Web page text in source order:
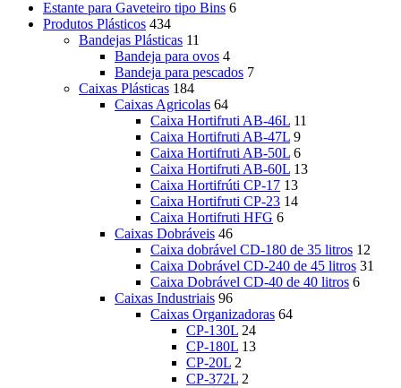
Estante para Gaveteiro tipo Bins 6
Produtos Plásticos 434
Bandejas Plásticas 11
Bandeja para ovos 4
Bandeja para pescados 7
Caixas Plásticas 184
Caixas Agricolas 64
Caixa Hortifruti AB-46L 11
Caixa Hortifruti AB-47L 9
Caixa Hortifruti AB-50L 6
Caixa Hortifruti AB-60L 13
Caixa Hortifrúti CP-17 13
Caixa Hortifruti CP-23 14
Caixa Hortifruti HFG 6
Caixas Dobráveis 46
Caixa dobrável CD-180 de 35 litros 12
Caixa Dobrável CD-240 de 45 litros 31
Caixa Dobrável CD-40 de 40 litros 6
Caixas Industriais 96
Caixas Organizadoras 64
CP-130L 24
CP-180L 13
CP-20L 2
CP-372L 2